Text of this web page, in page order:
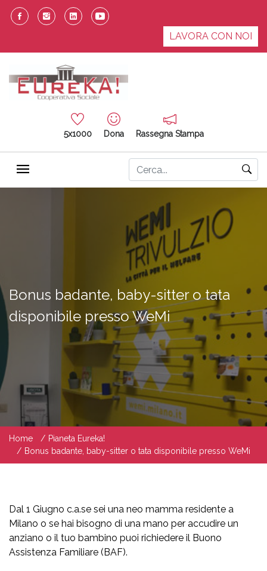
LAVORA CON NOI
5x1000 Dona Rassegna Stampa
Bonus badante, baby-sitter o tata
disponibile presso WeMi
Home
Pianeta Eureka!
Bonus badante, baby-sitter o tata disponibile presso WeMi
Dal 1 Giugno c.a.se sei una neo mamma residente a
Milano o se hai bisogno di una mano per accudire un
anziano o il tuo bambino puoi richiedere il Buono
Assistenza Familiare (BAF).